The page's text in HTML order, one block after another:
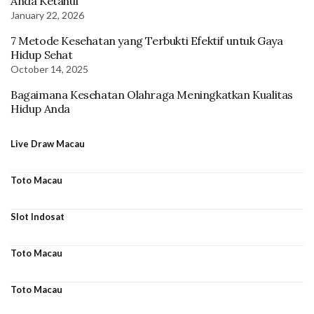
January 22, 2026
7 Metode Kesehatan yang Terbukti Efektif untuk Gaya
Hidup Sehat
October 14, 2025
Bagaimana Kesehatan Olahraga Meningkatkan Kualitas
Hidup Anda
Live Draw Macau
Toto Macau
Slot Indosat
Toto Macau
Toto Macau